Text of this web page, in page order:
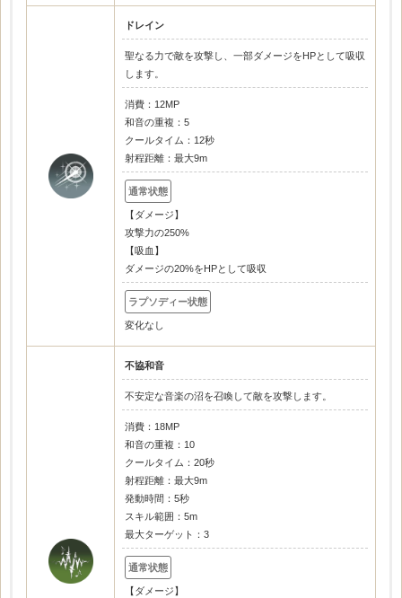
ドレイン
聖なる力で敵を攻撃し、一部ダメージをHPとして吸収
します。
消費：12MP
和音の重複：5
クールタイム：12秒
射程距離：最大9m
【ダメージ】
攻撃力の250%
【吸血】
ダメージの20%をHPとして吸収
変化なし
不協和音
不安定な音楽の沼を召喚して敵を攻撃します。
消費：18MP
和音の重複：10
クールタイム：20秒
射程距離：最大9m
発動時間：5秒
スキル範囲：5m
最大ターゲット：3
【ダメージ】